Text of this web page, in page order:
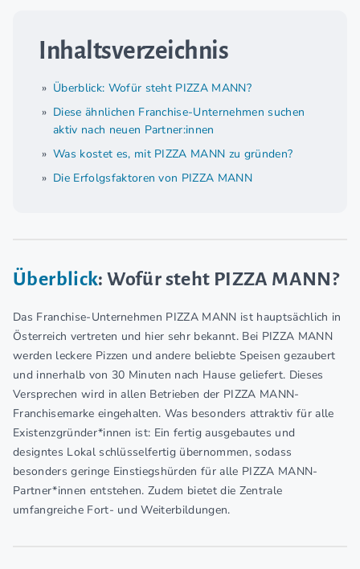
Inhaltsverzeichnis
Überblick: Wofür steht PIZZA MANN?
Diese ähnlichen Franchise-Unternehmen suchen
aktiv nach neuen Partner:innen
Was kostet es, mit PIZZA MANN zu gründen?
Die Erfolgsfaktoren von PIZZA MANN
Überblick: Wofür steht PIZZA MANN?
Das Franchise-Unternehmen PIZZA MANN ist hauptsächlich in
Österreich vertreten und hier sehr bekannt. Bei PIZZA MANN
werden leckere Pizzen und andere beliebte Speisen gezaubert
und innerhalb von 30 Minuten nach Hause geliefert. Dieses
Versprechen wird in allen Betrieben der PIZZA MANN-
Franchisemarke eingehalten. Was besonders attraktiv für alle
Existenzgründer*innen ist: Ein fertig ausgebautes und
designtes Lokal schlüsselfertig übernommen, sodass
besonders geringe Einstiegshürden für alle PIZZA MANN-
Partner*innen entstehen. Zudem bietet die Zentrale
umfangreiche Fort- und Weiterbildungen.